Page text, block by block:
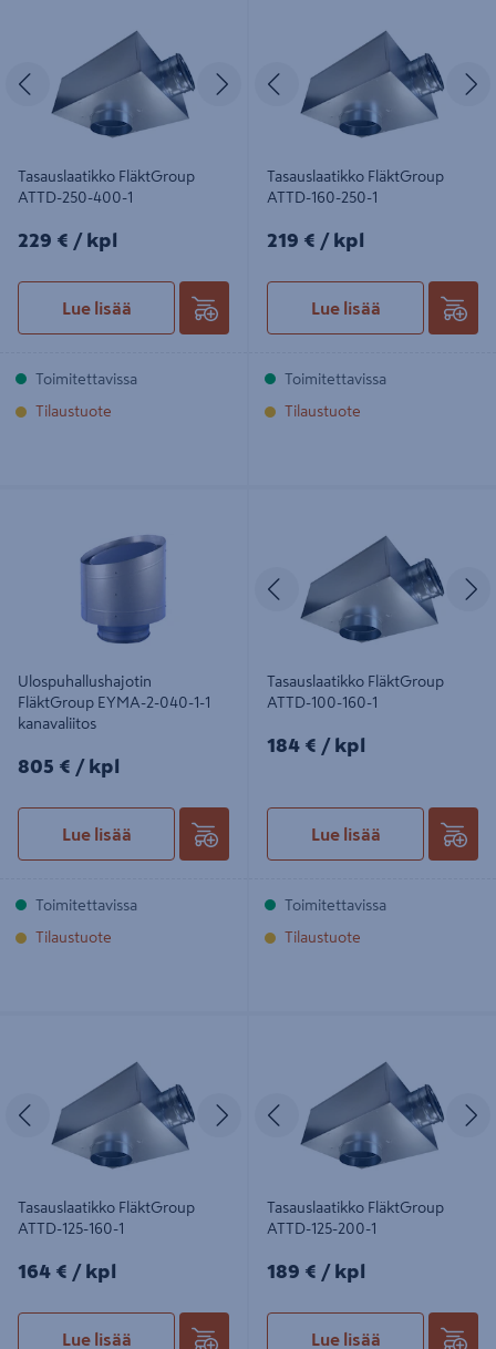
Edellinen Seuraava
Tasauslaatikko FläktGroup
ATTD-250-400-1
229€/kpl
229 € / kpl
Lue lisää
Toimitettavissa
Tilaustuote
Edellinen
Tasauslaatikko FläktGroup
ATTD-160-250-1
219€/kpl
219 € / kpl
Lue lisää
Toimitettavissa
Tilaustuote
Ulospuhallushajotin
FläktGroup EYMA-2-040-1-1
kanavaliitos
805€/kpl
805 € / kpl
Lue lisää
Toimitettavissa
Tilaustuote
Edellinen
Tasauslaatikko FläktGroup
ATTD-100-160-1
184€/kpl
184 € / kpl
Lue lisää
Toimitettavissa
Tilaustuote
Edellinen Seuraava
Tasauslaatikko FläktGroup
ATTD-125-160-1
164€/kpl
164 € / kpl
Lue lisää
Edellinen
Tasauslaatikko FläktGroup
ATTD-125-200-1
189€/kpl
189 € / kpl
Lue lisää